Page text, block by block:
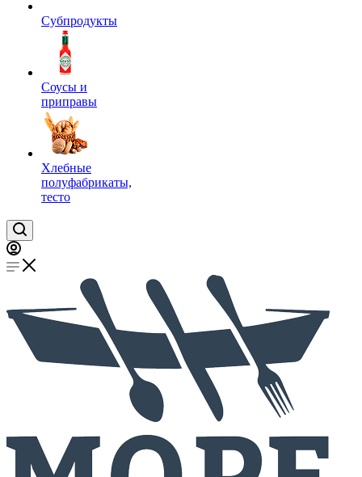
Субпродукты
Соусы и
приправы
Хлебные
полуфабрикаты,
тесто